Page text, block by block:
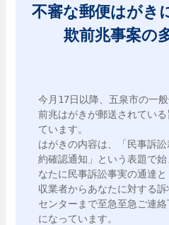
不審な郵便はがき
欺前兆事案の
今月17日以降、五泉市の一
前兆はがきが郵送されてい
ています。
はがきの内容は、「民事訴
約確認通知」という表題で
なたに民事訴訟事実の通達
収業者からあなたに対する
センターまで至急至急ご連
になっています。